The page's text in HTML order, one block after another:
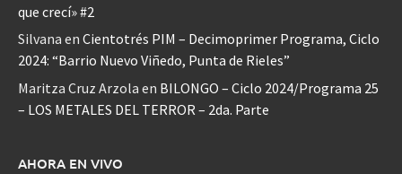
que crecí» #2
Silvana en Cientotrés PIM – Decimoprimer Programa, Ciclo
2024: “Barrio Nuevo Viñedo, Punta de Rieles”
Maritza Cruz Arzola en BILONGO – Ciclo 2024/Programa 25
– LOS METALES DEL TERROR – 2da. Parte
AHORA EN VIVO